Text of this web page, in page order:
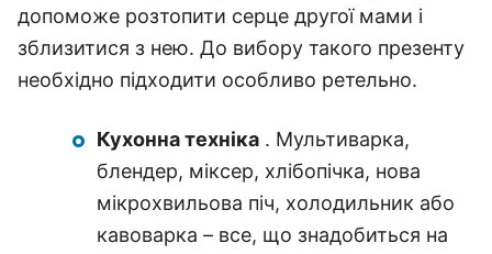
допоможе розтопити серце другої мами і
зблизитися з нею. До вибору такого презенту
необхідно підходити особливо ретельно.
Кухонна техніка . Мультиварка,
блендер, міксер, хлібопічка, нова
мікрохвильова піч, холодильник або
кавоварка – все, що знадобиться на